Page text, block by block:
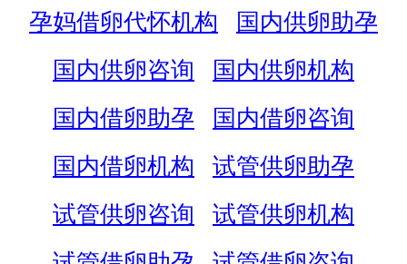
孕妈借卵代怀机构
国内供卵助孕
国内供卵咨询
国内供卵机构
国内借卵助孕
国内借卵咨询
国内借卵机构
试管供卵助孕
试管供卵咨询
试管供卵机构